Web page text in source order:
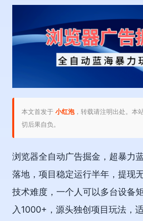
本文首发于 小红泡，转载请注明出处。本
切后果自负。
浏览器全自动广告掘金，超暴力
落地，项目稳定运行半年，提现
技术难度，一个人可以多台设备
入1000+，源头独创项目玩法，